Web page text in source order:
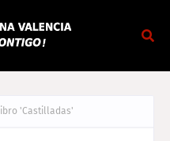
'Castilladas'